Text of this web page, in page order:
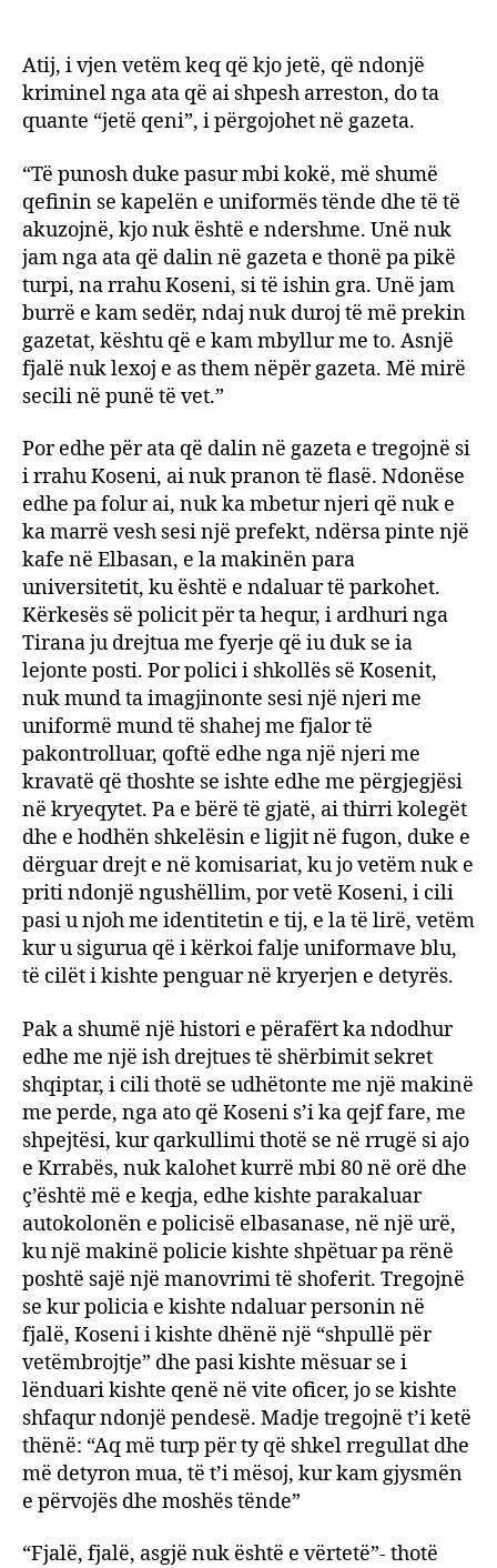
Atij, i vjen vetëm keq që kjo jetë, që ndonjë
kriminel nga ata që ai shpesh arreston, do ta
quante “jetë qeni”, i përgojohet në gazeta.
“Të punosh duke pasur mbi kokë, më shumë
qefinin se kapelën e uniformës tënde dhe të të
akuzojnë, kjo nuk është e ndershme. Unë nuk
jam nga ata që dalin në gazeta e thonë pa pikë
turpi, na rrahu Koseni, si të ishin gra. Unë jam
burrë e kam sedër, ndaj nuk duroj të më prekin
gazetat, kështu që e kam mbyllur me to. Asnjë
fjalë nuk lexoj e as them nëpër gazeta. Më mirë
secili në punë të vet.”
Por edhe për ata që dalin në gazeta e tregojnë si
i rrahu Koseni, ai nuk pranon të flasë. Ndonëse
edhe pa folur ai, nuk ka mbetur njeri që nuk e
ka marrë vesh sesi një prefekt, ndërsa pinte një
kafe në Elbasan, e la makinën para
universitetit, ku është e ndaluar të parkohet.
Kërkesës së policit për ta hequr, i ardhuri nga
Tirana ju drejtua me fyerje që iu duk se ia
lejonte posti. Por polici i shkollës së Kosenit,
nuk mund ta imagjinonte sesi një njeri me
uniformë mund të shahej me fjalor të
pakontrolluar, qoftë edhe nga një njeri me
kravatë që thoshte se ishte edhe me përgjegjësi
në kryeqytet. Pa e bërë të gjatë, ai thirri kolegët
dhe e hodhën shkelësin e ligjit në fugon, duke e
dërguar drejt e në komisariat, ku jo vetëm nuk e
priti ndonjë ngushëllim, por vetë Koseni, i cili
pasi u njoh me identitetin e tij, e la të lirë, vetëm
kur u sigurua që i kërkoi falje uniformave blu,
të cilët i kishte penguar në kryerjen e detyrës.
Pak a shumë një histori e përafërt ka ndodhur
edhe me një ish drejtues të shërbimit sekret
shqiptar, i cili thotë se udhëtonte me një makinë
me perde, nga ato që Koseni s’i ka qejf fare, me
shpejtësi, kur qarkullimi thotë se në rrugë si ajo
e Krrabës, nuk kalohet kurrë mbi 80 në orë dhe
ç’është më e keqja, edhe kishte parakaluar
autokolonën e policisë elbasanase, në një urë,
ku një makinë policie kishte shpëtuar pa rënë
poshtë sajë një manovrimi të shoferit. Tregojnë
se kur policia e kishte ndaluar personin në
fjalë, Koseni i kishte dhënë një “shpullë për
vetëmbrojtje” dhe pasi kishte mësuar se i
lënduari kishte qenë në vite oficer, jo se kishte
shfaqur ndonjë pendesë. Madje tregojnë t’i ketë
thënë: “Aq më turp për ty që shkel rregullat dhe
më detyron mua, të t’i mësoj, kur kam gjysmën
e përvojës dhe moshës tënde”
“Fjalë, fjalë, asgjë nuk është e vërtetë”- thotë